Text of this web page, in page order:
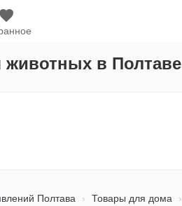
в Полтаве
Полтава Товары для дома